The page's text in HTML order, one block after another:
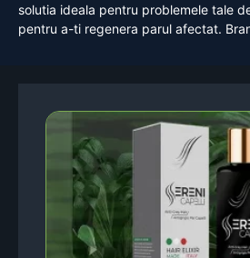
solutia ideala pentru problemele tale
pentru a-ti regenera parul afectat.